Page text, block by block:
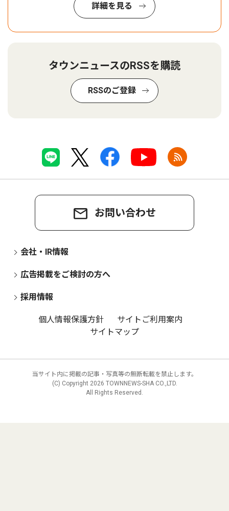
詳細を見る
タウンニュースのRSSを購読
RSSのご登録
お問い合わせ
会社・IR情報
広告掲載をご検討の方へ
採用情報
個人情報保護方針
サイトご利用案内
サイトマップ
当サイト内に掲載の記事・写真等の無断転載を禁止します。
(C) Copyright 2026 TOWNNEWS-SHA CO.,LTD.
All Rights Reserved.